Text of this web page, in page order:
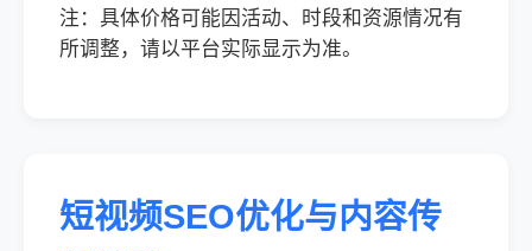
注：具体价格可能因活动、时段和资源情况有
所调整，请以平台实际显示为准。
短视频SEO优化与内容传